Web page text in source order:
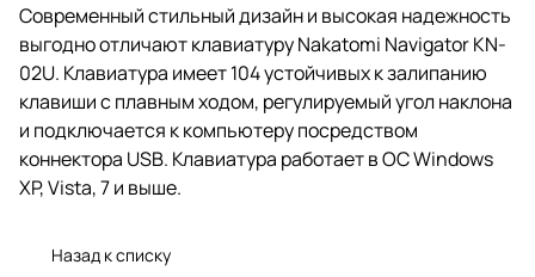
Современный стильный дизайн и высокая надежность
выгодно отличают клавиатуру Nakatomi Navigator KN-
02U. Клавиатура имеет 104 устойчивых к залипанию
клавиши с плавным ходом, регулируемый угол наклона
и подключается к компьютеру посредством
коннектора USB. Клавиатура работает в ОС Windows
XP, Vista, 7 и выше.
Назад к списку